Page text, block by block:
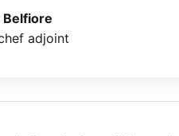
Belfiore
adjoint